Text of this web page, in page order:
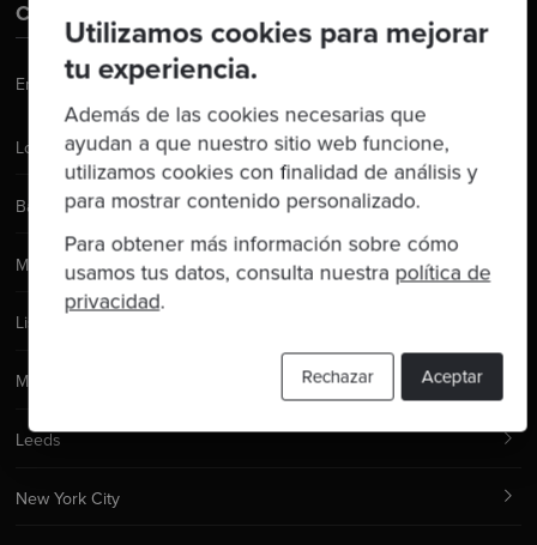
Utilizamos cookies para mejorar
tu experiencia.
Además de las cookies necesarias que
ayudan a que nuestro sitio web funcione,
utilizamos cookies con finalidad de análisis y
para mostrar contenido personalizado.
Para obtener más información sobre cómo
usamos tus datos, consulta nuestra política de
privacidad.
Aceptar
Rechazar
Contáctanos
Email: hello@codurance.com
Londres
Barcelona
Manchester
Lisboa
Madrid
Leeds
New York City